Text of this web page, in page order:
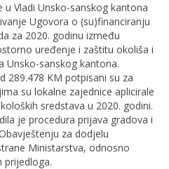
u Vladi Unsko-sanskog kantona
Ugovora o (su)financiranju
za 2020. godinu između
uređenje i zaštitu okoliša i
Unsko-sanskog kantona.
289.478 KM potpisani su za
su lokalne zajednice aplicirale
sredstava u 2020. godini.
je procedura prijava gradova i
za dodjelu
Ministarstva, odnosno
prijedloga.